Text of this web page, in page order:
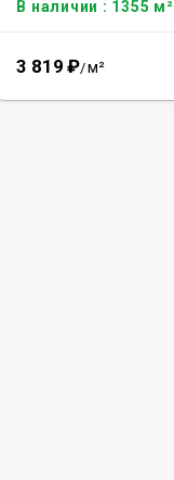
В наличии : 1355 м²
3 819 ₽/м²